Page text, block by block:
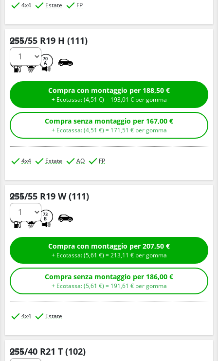
4x4 Estate FP
255/55 R19 H (111)
70
A
Q.tà
Compra con montaggio per 188,50 €
+ Ecotassa: (4,51 € ) = 193,01 € per gomma
Compra senza montaggio per 167,00 €
+ Ecotassa: (4,51 € ) = 171,51 € per gomma
4x4 Estate AO FP
255/55 R19 W (111)
73
B
Q.tà
Compra con montaggio per 207,50 €
+ Ecotassa: (5,61 € ) =213,11 € per gomma
Compra senza montaggio per 186,00 €
+ Ecotassa: (5,61 € ) = 191,61 € per gomma
4x4 Estate
255/40 R21 T (102)
Q.tà